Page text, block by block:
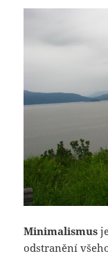
Minimalismus
odstranění